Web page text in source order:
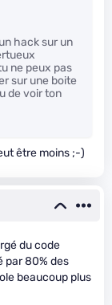
hack sur un
ne peux pas
sur une boite
de voir ton
être moins ;-)
du code
par 80% des
beaucoup plus